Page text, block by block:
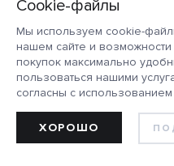
Мы используем cookie-
нашем сайте и
покупок максимально
пользоваться нашими
согласны с
ХОРОШО
ДОБАВИТЬ В